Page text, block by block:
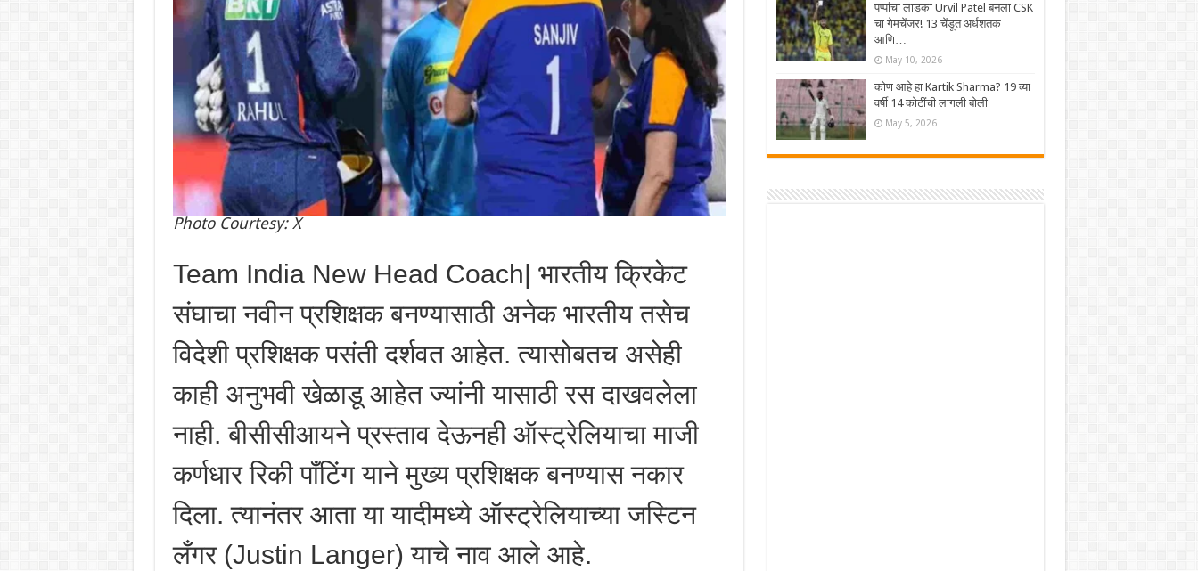
Photo Courtesy: X
Team India New Head Coach| भारतीय क्रिकेट
संघाचा नवीन प्रशिक्षक बनण्यासाठी अनेक भारतीय तसेच
विदेशी प्रशिक्षक पसंती दर्शवत आहेत. त्यासोबतच असेही
काही अनुभवी खेळाडू आहेत ज्यांनी यासाठी रस दाखवलेला
नाही. बीसीसीआयने प्रस्ताव देऊनही ऑस्ट्रेलियाचा माजी
कर्णधार रिकी पॉंटिंग याने मुख्य प्रशिक्षक बनण्यास नकार
दिला. त्यानंतर आता या यादीमध्ये ऑस्ट्रेलियाच्या जस्टिन
लँगर (Justin Langer) याचे नाव आले आहे.
पप्पांचा लाडका Urvil Patel बनला CSK
चा गेमचेंजर! 13 चेंडूत अर्धशतक
आणि…
May 10, 2026
कोण आहे हा Kartik Sharma? 19 व्या
वर्षी 14 कोटींची लागली बोली
May 5, 2026